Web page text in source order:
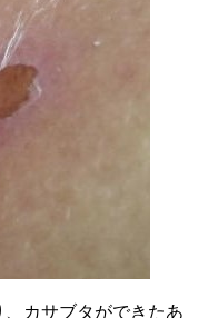
カサブタができたあ